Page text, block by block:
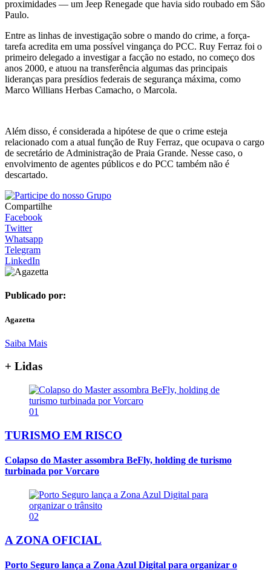
proximidades — um Jeep Renegade que havia sido roubado em São
Paulo.
Entre as linhas de investigação sobre o mando do crime, a força-
tarefa acredita em uma possível vingança do PCC. Ruy Ferraz foi o
primeiro delegado a investigar a facção no estado, no começo dos
anos 2000, e atuou na transferência algumas das principais
lideranças para presídios federais de segurança máxima, como
Marco Willians Herbas Camacho, o Marcola.
Além disso, é considerada a hipótese de que o crime esteja
relacionado com a atual função de Ruy Ferraz, que ocupava o cargo
de secretário de Administração de Praia Grande. Nesse caso, o
envolvimento de agentes públicos e do PCC também não é
descartado.
Compartilhe
Facebook
Twitter
Whatsapp
Telegram
LinkedIn
Publicado por:
Agazetta
Saiba Mais
+ Lidas
01
TURISMO EM RISCO
Colapso do Master assombra BeFly, holding de turismo
turbinada por Vorcaro
02
A ZONA OFICIAL
Porto Seguro lança a Zona Azul Digital para organizar o